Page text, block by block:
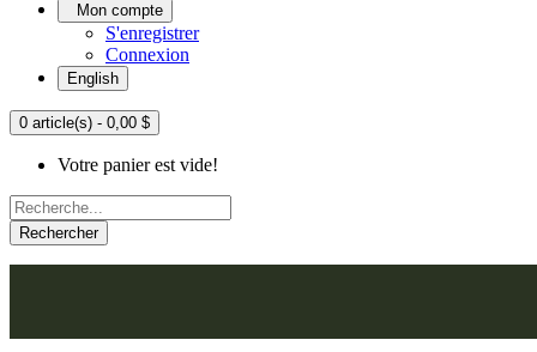
Mon compte
S'enregistrer
Connexion
English
0 article(s) - 0,00 $
Votre panier est vide!
Rechercher